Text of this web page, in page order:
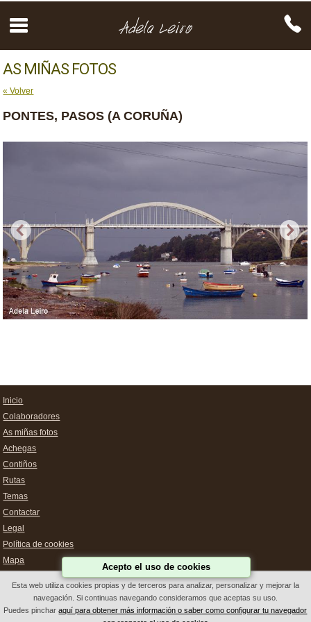
AS MIÑAS FOTOS
« Volver
PONTES, PASOS (A CORUÑA)
Inicio
Colaboradores
As miñas fotos
Achegas
Contiños
Rutas
Temas
Contactar
Legal
Política de cookies
Mapa
Deseño Web Galicia
Acepto el uso de cookies
Esta web utiliza cookies propias y de terceros para analizar, personalizar y mejorar la
navegación. Si continuas navegando consideramos que aceptas su uso.
Puedes pincharaquí para obtener más información o saber como configurar tu navegador